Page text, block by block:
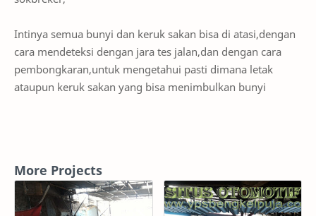
Intinya semua bunyi dan keruk sakan bisa di atasi,dengan
cara mendeteksi dengan jara tes jalan,dan dengan cara
pembongkaran,untuk mengetahui pasti dimana letak
ataupun keruk sakan yang bisa menimbulkan bunyi
More Projects